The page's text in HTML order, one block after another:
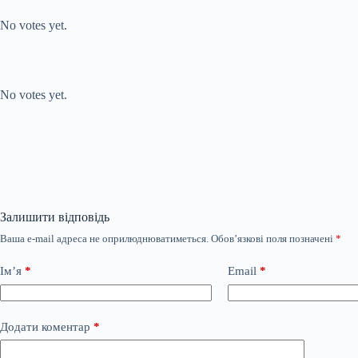
No votes yet.
No votes yet.
Залишити відповідь
Ваша e-mail адреса не оприлюднюватиметься. Обов’язкові поля позначені *
Ім’я * Email *
Додати коментар *